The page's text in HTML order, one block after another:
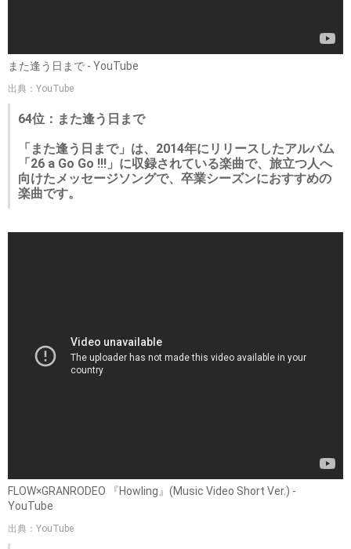
また逢う日まで - YouTube
出典：YouTube
64位：また逢う日まで
「また逢う日まで」は、2014年にリリースしたアルバム
「26 a Go Go !!!」に収録されている楽曲で、旅立つ人へ
向けたメッセージソングで、卒業シーズンにおすすめの
楽曲です。
FLOW×GRANRODEO 『Howling』(Music Video Short Ver.) -
YouTube
出典：YouTube